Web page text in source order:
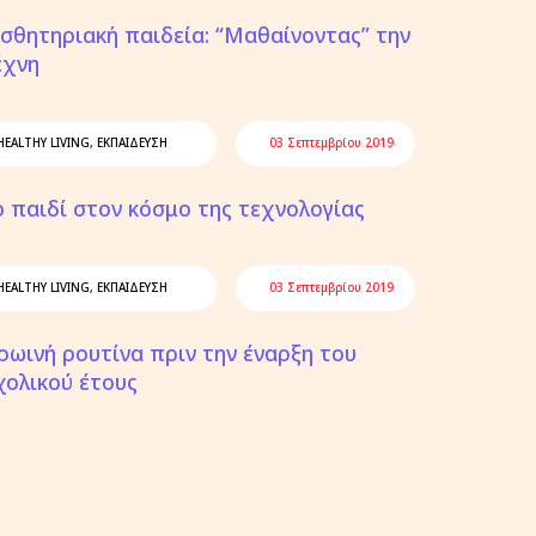
παιδεία: “Μαθαίνοντας” την
LIVING, ΕΚΠΑΙΔΕΥΣΗ 03 Σεπτεμβρίου 2019
παιδί στον κόσμο της τεχνολογίας
LIVING, ΕΚΠΑΙΔΕΥΣΗ 03 Σεπτεμβρίου 2019
ρουτίνα πριν την έναρξη του
έτους